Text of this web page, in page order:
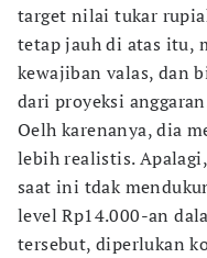
target nilai tukar
tetap jauh di atas itu,
kewajiban valas, dan
dari proyeksi
Oelh karenanya, dia
lebih realistis.
saat ini tdak
level Rp14.000-an
tersebut, diperlukan